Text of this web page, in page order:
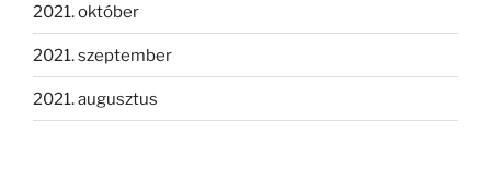
2021. október
2021. szeptember
2021. augusztus